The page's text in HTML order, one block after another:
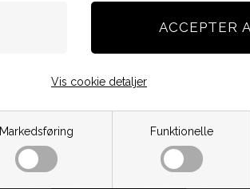
Markedsføring Funktionelle
Vis cookie detaljer
Beach-life - Ole Ahlberg
Bredde: 60 cm / Højde: 71
På lager